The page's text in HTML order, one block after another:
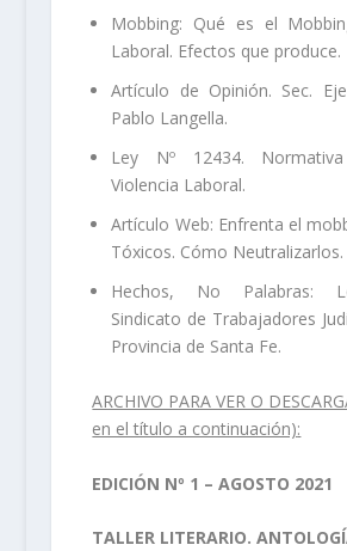
Mobbing: Qué es el
Laboral. Efectos que produce.
Artículo de Opinión. Sec.
Pablo Langella.
Ley Nº 12434.
Violencia Laboral.
Artículo Web: Enfrenta el
Tóxicos. Cómo Neutralizarlos.
Hechos, No Palabras:
Sindicato de Trabajadores
Provincia de Santa Fe.
ARCHIVO PARA VER O
en el título a continuación):
EDICIÓN Nº 1 – AGOSTO 2021
TALLER LITERARIO.